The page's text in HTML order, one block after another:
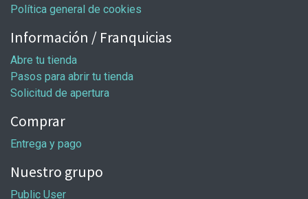
Política general de cookies
Información / Franquicias
Abre tu tienda
Pasos para abrir tu tienda
Solicitud de apertura
Comprar
Entrega y pago
Nuestro grupo
Public User